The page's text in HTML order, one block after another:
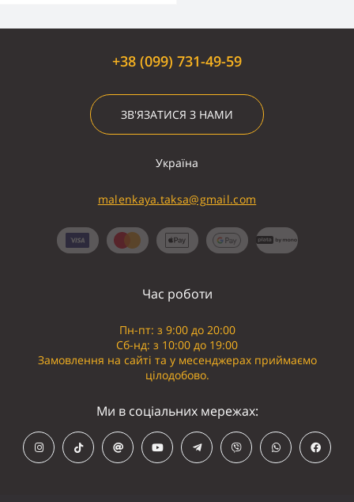
+38 (099) 731-49-59
ЗВ'ЯЗАТИСЯ З НАМИ
Україна
malenkaya.taksa@gmail.com
Час роботи
Пн-пт: з 9:00 до 20:00
Сб-нд: з 10:00 до 19:00
Замовлення на сайті та у месенджерах приймаємо
цілодобово.
Ми в соціальних мережах: